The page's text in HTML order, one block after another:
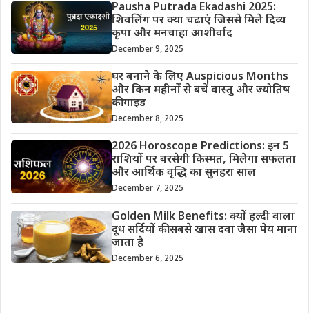
Pausha Putrada Ekadashi 2025:
शिवलिंग पर क्या चढ़ाएं जिससे मिले दिव्य
कृपा और मनचाहा आशीर्वाद
December 9, 2025
घर बनाने के लिए Auspicious Months
और किन महीनों से बचें वास्तु और ज्योतिष
की गाइड
December 8, 2025
2026 Horoscope Predictions: इन 5
राशियों पर बरसेगी किस्मत, मिलेगा सफलता
और आर्थिक वृद्धि का सुनहरा साल
December 7, 2025
Golden Milk Benefits: क्यों हल्दी वाला
दूध सर्दियों की सबसे खास दवा जैसा पेय माना
जाता है
December 6, 2025